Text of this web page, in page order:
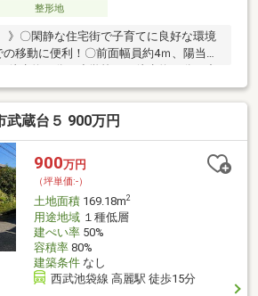
整形地
〇閑静な住宅街で子育てに良好な環境
移動に便利！〇前面幅員約4ｍ、陽当り
パー 徒歩約16分・コンビニ 徒歩約
■住宅ローンに自信あり！センチュ
銀行にて住宅ローン金利の大幅優遇がご
住宅ローンを組めなかった方も是非ご相
ツール』を使用した１０分でできる資金
料
武蔵台５ 900万円
900万円
（坪単価:-）
土地面積169.18m2
用途地域１種低層
建ぺい率50%
容積率80%
建築条件なし
西武池袋線 高麗駅 徒歩15分